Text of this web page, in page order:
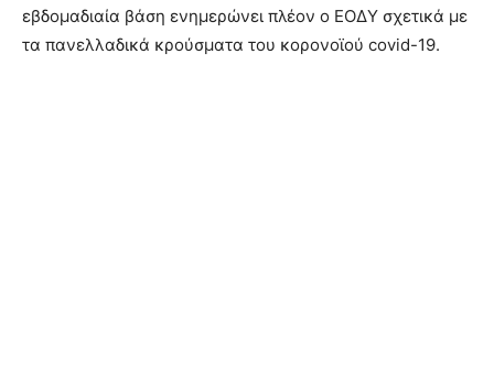
εβδομαδιαία βάση ενημερώνει πλέον ο ΕΟΔΥ σχετικά με
τα πανελλαδικά κρούσματα του κορονοϊού covid-19.